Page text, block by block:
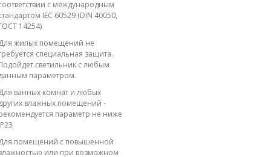
с международным
IEC 60529 (DIN 40050,
14254)
жилых помещений не
специальная защита.
светильник с любым
параметром.
ванных комнат и любых
влажных помещений -
параметр не ниже
помещений с повышенной
или при возможном